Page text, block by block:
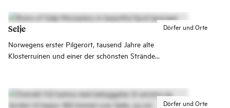
berühmten Sehenswürdigkeiten Trollstigen,
Romsdalseggen und den Aussichtspunkt Rampestreken
erleben.
Dörfer und Orte
Selje
Norwegens erster Pilgerort, tausend Jahre alte
Klosterruinen und einer der schönsten Strände
Dörfer und Orte